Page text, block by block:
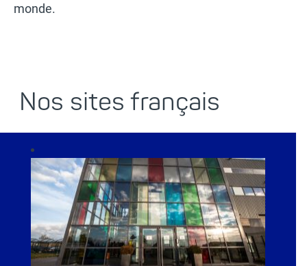
monde.
Nos sites français